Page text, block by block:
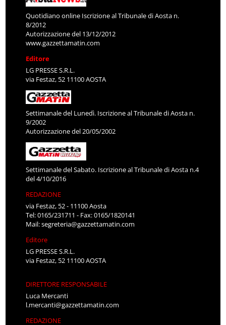
Quotidiano online Iscrizione al Tribunale di Aosta n.
8/2012
Autorizzazione del 13/12/2012
www.gazzettamatin.com
Editore
LG PRESSE S.R.L.
via Festaz, 52 11100 AOSTA
Settimanale del Lunedì. Iscrizione al Tribunale di Aosta n.
9/2002
Autorizzazione del 20/05/2002
Settimanale del Sabato. Iscrizione al Tribunale di Aosta n.4
del 4/10/2016
REDAZIONE
via Festaz, 52 - 11100 Aosta
Tel: 0165/231711 - Fax: 0165/1820141
Mail:segreteria@gazzettamatin.com
Editore
LG PRESSE S.R.L.
via Festaz, 52 11100 AOSTA
DIRETTORE RESPONSABILE
Luca Mercanti
l.mercanti@gazzettamatin.com
REDAZIONE